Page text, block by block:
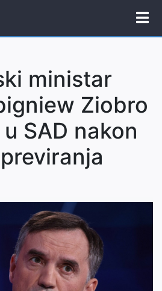
ministar
Ziobro
SAD nakon